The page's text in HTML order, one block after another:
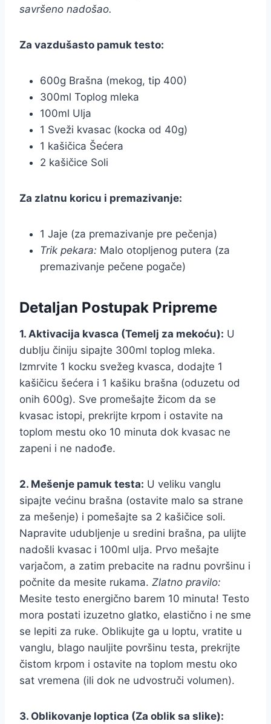
savršeno nadošao.
Za vazdušasto pamuk testo:
600g Brašna (mekog, tip 400)
300ml Toplog mleka
100ml Ulja
1 Sveži kvasac (kocka od 40g)
1 kašičica Šećera
2 kašičice Soli
Za zlatnu koricu i premazivanje:
1 Jaje (za premazivanje pre pečenja)
Trik pekara: Malo otopljenog putera (za
premazivanje pečene pogače)
Detaljan Postupak Pripreme
1. Aktivacija kvasca (Temelj za mekoću): U
dublju činiju sipajte 300ml toplog mleka.
Izmrvite 1 kocku svežeg kvasca, dodajte 1
kašičicu šećera i 1 kašiku brašna (oduzetu od
onih 600g). Sve promešajte žicom da se
kvasac istopi, prekrijte krpom i ostavite na
toplom mestu oko 10 minuta dok kvasac ne
zapeni i ne nadođe.
2. Mešenje pamuk testa: U veliku vanglu
sipajte većinu brašna (ostavite malo sa strane
za mešenje) i pomešajte sa 2 kašičice soli.
Napravite udubljenje u sredini brašna, pa ulijte
nadošli kvasac i 100ml ulja. Prvo mešajte
varjačom, a zatim prebacite na radnu površinu i
počnite da mesite rukama. Zlatno pravilo:
Mesite testo energično barem 10 minuta! Testo
mora postati izuzetno glatko, elastično i ne sme
se lepiti za ruke. Oblikujte ga u loptu, vratite u
vanglu, blago nauljite površinu testa, prekrijte
čistom krpom i ostavite na toplom mestu oko
sat vremena (ili dok ne udvostruči volumen).
3. Oblikovanje loptica (Za oblik sa slike):